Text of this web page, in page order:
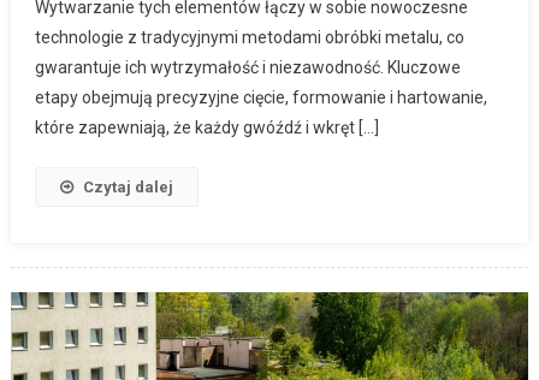
Wytwarzanie tych elementów łączy w sobie nowoczesne
technologie z tradycyjnymi metodami obróbki metalu, co
gwarantuje ich wytrzymałość i niezawodność. Kluczowe
etapy obejmują precyzyjne cięcie, formowanie i hartowanie,
które zapewniają, że każdy gwóźdź i wkręt […]
Czytaj dalej